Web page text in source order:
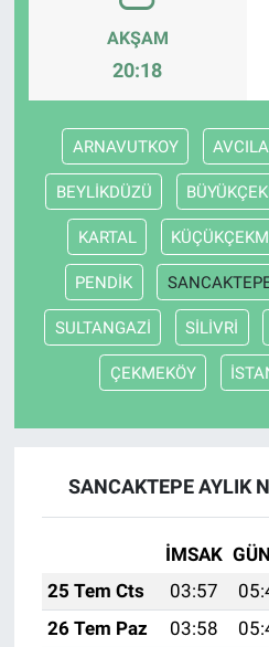
AKŞAM
20:18
ARNAVUTKOY
BEYLİKDÜZÜ
KARTAL
PENDİK
SULTANGAZİ SİLİVRİ
ÇEKMEKÖY
SANCAKTEPE AYLIK
İMSAK
25 Tem Cts
03:57
26 Tem Paz
03:58